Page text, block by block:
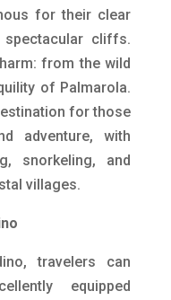
for their clear
cliffs.
from the wild
of Palmarola.
for those
adventure, with
snorkeling, and
villages.
travelers can
equipped